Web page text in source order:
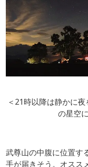
＜21時以降は静かに
の星空
武尊山の中腹に位置す
手が届きそう。オスス